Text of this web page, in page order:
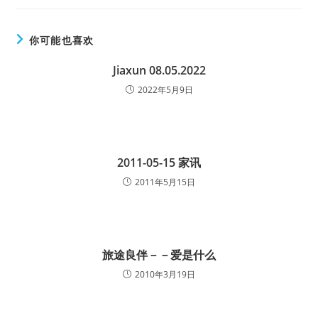
你可能也喜欢
Jiaxun 08.05.2022
2022年5月9日
2011-05-15 家讯
2011年5月15日
旅途良伴－－爱是什么
2010年3月19日